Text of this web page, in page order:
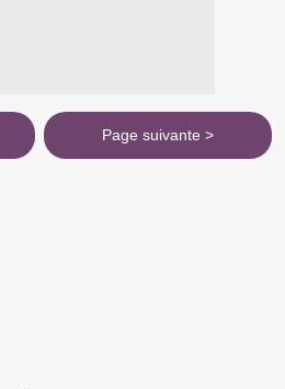
Page suivante >